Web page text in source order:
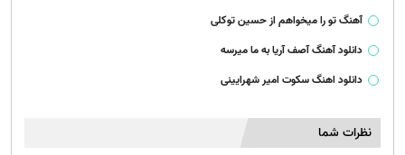
آهنگ تو را میخواهم از حسین توکلی
دانلود آهنگ آصف آریا به ما میرسه
دانلود اهنگ سکوت امیر شهرایینی
نظرات شما